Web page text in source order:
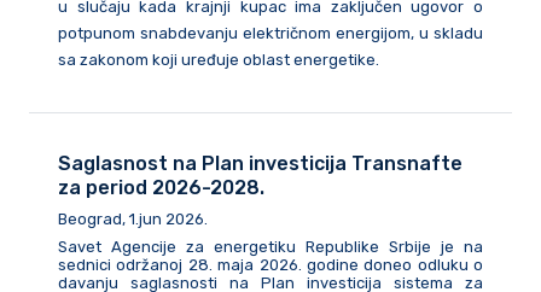
u slučaju kada krajnji kupac ima zaključen ugovor o
potpunom snabdevanju električnom energijom, u skladu
sa zakonom koji uređuje oblast energetike.
Saglasnost na Plan investicija Transnafte
za period 2026-2028.
Beograd, 1.jun 2026.
Savet Agencije za energetiku Republike Srbije je na
sednici održanoj 28. maja 2026. godine doneo odluku o
davanju saglasnosti na Plan investicija sistema za